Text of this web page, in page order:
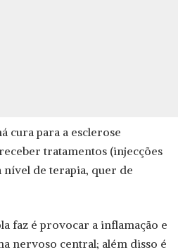
cura para a esclerose
tratamentos (injecções
de terapia, quer de
faz é provocar a inflamação e
nervoso central; além disso é